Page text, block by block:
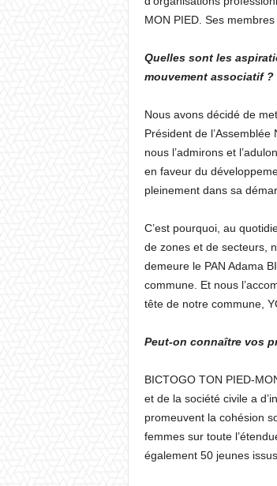
MON PIED. Ses
Quelles sont les
mouvement associatif ?
Nous avons décidé de
Président de
nous l’admirons et
en faveur du
pleinement dans sa
C’est pourquoi, au
de zones et de secteurs,
demeure le PAN Adama
commune. Et nous
tête de notre commune,
Peut-on connaître vos
BICTOGO TON PIED-
et de la société civile a
promeuvent la cohésion
femmes sur toute
également 50 jeunes